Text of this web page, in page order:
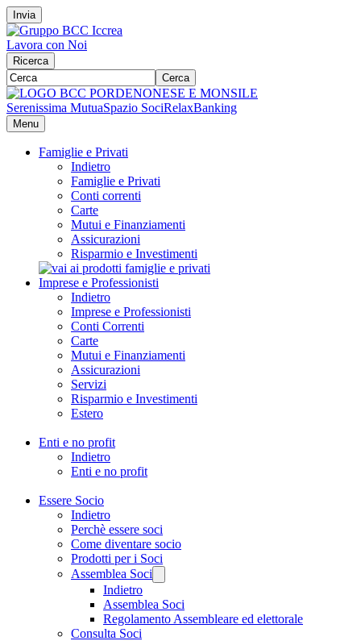
Invia
Lavora con Noi
Ricerca
Cerca
Serenissima MutuaSpazio SociRelaxBanking
Menu
Famiglie e Privati
Indietro
Famiglie e Privati
Conti correnti
Carte
Mutui e Finanziamenti
Assicurazioni
Risparmio e Investimenti
Imprese e Professionisti
Indietro
Imprese e Professionisti
Conti Correnti
Carte
Mutui e Finanziamenti
Assicurazioni
Servizi
Risparmio e Investimenti
Estero
Enti e no profit
Indietro
Enti e no profit
Essere Socio
Indietro
Perchè essere soci
Come diventare socio
Prodotti per i Soci
Assemblea Soci
Indietro
Assemblea Soci
Regolamento Assembleare ed elettorale
Consulta Soci